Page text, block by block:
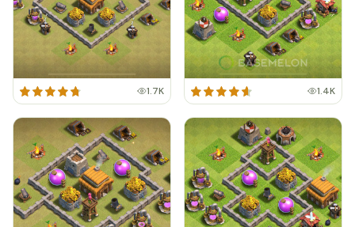
1.7K 1.4K